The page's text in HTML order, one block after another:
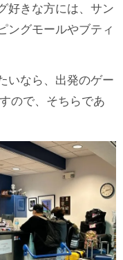
好きな方には、サン
ングモールやブティ
いなら、出発のゲー
ので、そちらであ